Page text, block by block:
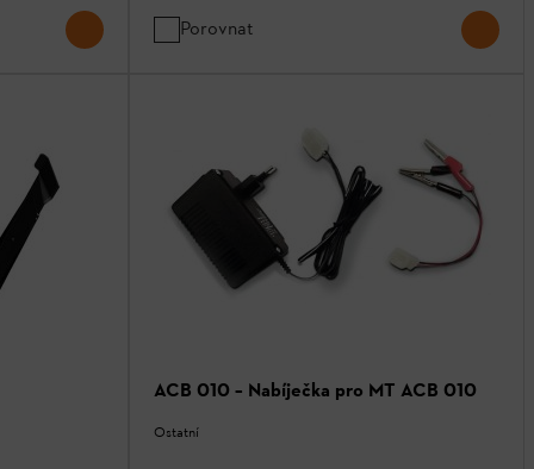
Porovnat
ACB 010 – Nabíječka pro MT ACB 010
Ostatní